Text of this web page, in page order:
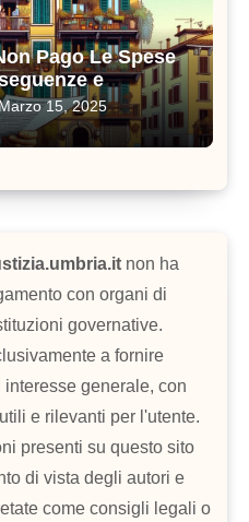
Pago Le Spese
e
15, 2025
non ha
con organi di
governative.
a fornire
generale, con
e rilevanti per l'utente.
presenti su questo sito
di vista degli autori e
come consigli legali o